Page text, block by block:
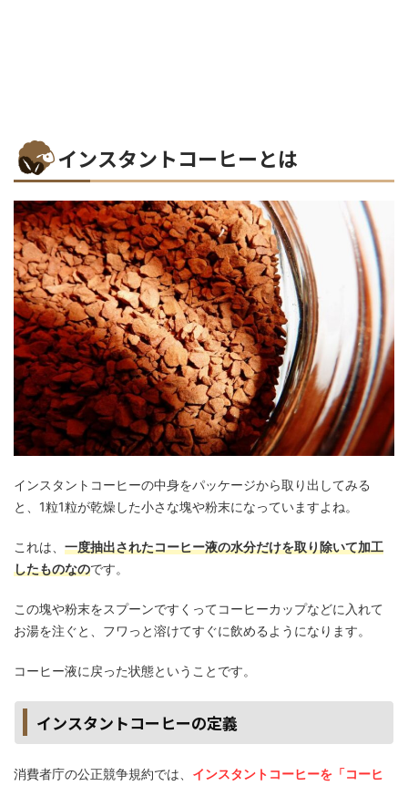
インスタントコーヒーとは
インスタントコーヒーの中身をパッケージから取り出してみる
と、 1粒1粒が乾燥した小さな塊や粉末になっていますよね。
これは、 一度抽出されたコーヒー液の水分だけを取り除いて加工
したものなのです。
この塊や粉末をスプーンですくってコーヒーカップなどに入れて
お湯を注ぐと、フワっと溶けてすぐに飲めるようになります。
コーヒー液に戻った状態ということです。
インスタントコーヒーの定義
消費者庁の公正競争規約では、 インスタントコーヒーを「コーヒ